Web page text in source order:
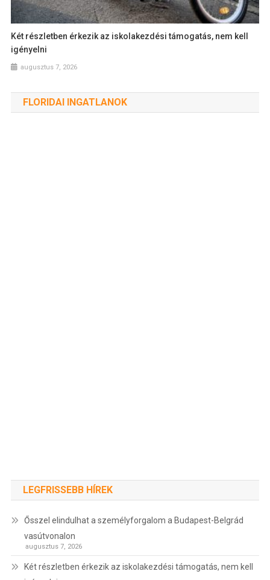
Két részletben érkezik az iskolakezdési támogatás, nem kell
igényelni
augusztus 7, 2026
FLORIDAI INGATLANOK
LEGFRISSEBB HÍREK
Ősszel elindulhat a személyforgalom a Budapest-Belgrád
vasútvonalon
augusztus 7, 2026
Két részletben érkezik az iskolakezdési támogatás, nem kell